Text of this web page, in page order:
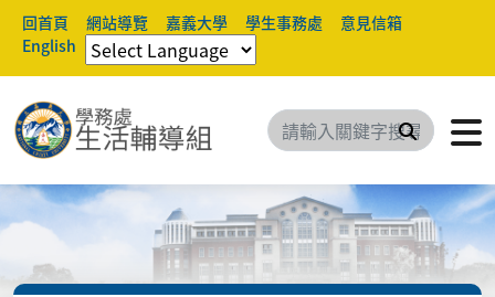
回首頁 網站導覽 嘉義大學 學生事務處
意見信箱
English
搜尋